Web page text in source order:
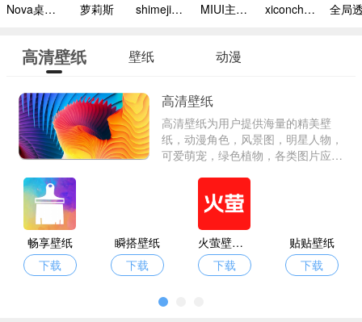
Nova桌面2024最新版 萝莉斯 shimeji桌宠中文版 MIUI主题工具最新版本 xiconchanger无广告
高清壁纸 壁纸 动漫
高清壁纸
高清壁纸为用户提供海量的精美壁
纸，动漫角色，风景图，明星人物，
可爱萌宠，绿色植物，各类图片应有
下载，用户可以收藏自己中意的壁
让自己的主题桌面更加个性化，让每
天拥有不一样的快乐好心情。
畅享壁纸
下载
瞬搭壁纸
下载
火萤壁纸精选
下载
贴贴壁纸
下载